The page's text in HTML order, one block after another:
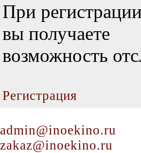
При регистрации
вы получаете
возможность
Регистрация
admin@inoekino.ru
zakaz@inoekino.ru